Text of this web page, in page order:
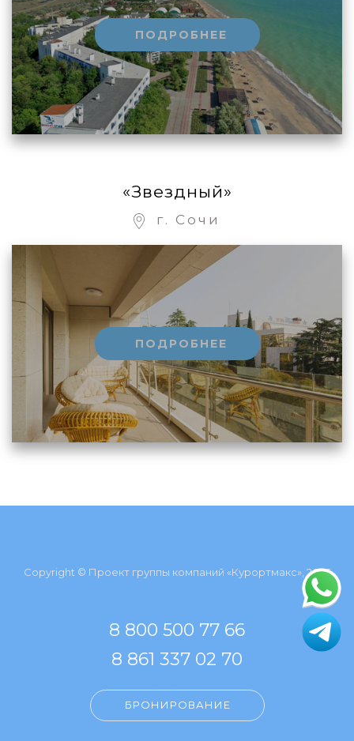
ПОДРОБНЕЕ
«Звездный»
г. Сочи
ПОДРОБНЕЕ
Copyright © Проект группы компаний «Курортмакс», 2026
8 800 500 77 66
8 861 337 02 70
БРОНИРОВАНИЕ